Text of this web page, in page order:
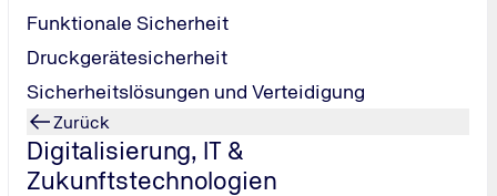
Funktionale Sicherheit
Druckgerätesicherheit
Sicherheitslösungen und Verteidigung
Zurück
Digitalisierung, IT &
Zukunftstechnologien